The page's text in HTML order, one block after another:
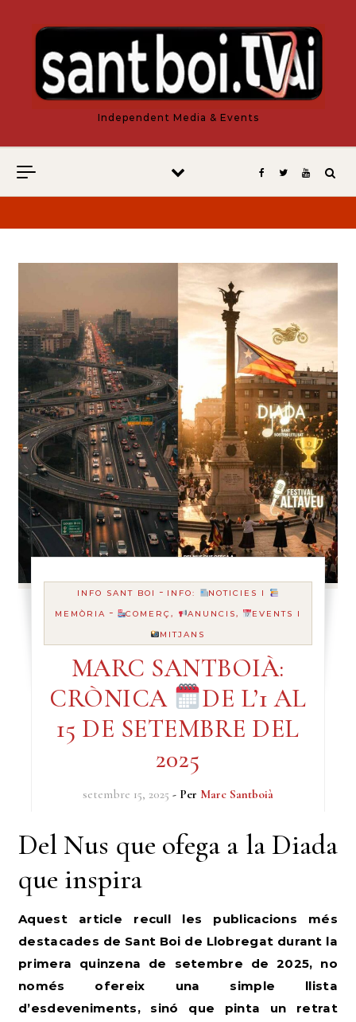
Independent Media & Events
INFO SANT BOI - INFO:
NOTICIES I
MEMÒRIA - COMERÇ, ANUNCIS,
EVENTS I
MITJANS
MARC SANTBOIÀ:
CRÒNICA
DE L’1 AL
15 DE SETEMBRE DEL
2025
setembre 15, 2025 - Per Marc Santboià
Del Nus que ofega a la Diada
que inspira
Aquest article recull les publicacions més
destacades de Sant Boi de Llobregat durant la
primera quinzena de setembre de 2025, no
només ofereix una simple llista
d’esdeveniments, sinó que pinta un retrat